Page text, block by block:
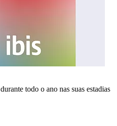
durante todo o ano nas suas estadias